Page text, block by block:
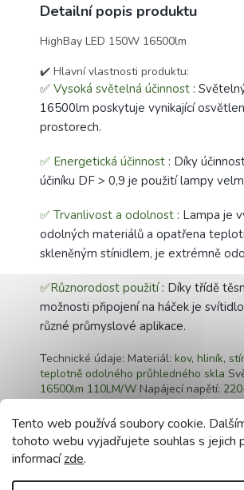
Tento web používá soubory cookie.
tohoto webu vyjadřujete souhlas s jejich
informacízde.
Detailní popis produktu
HighBay LED 150W 16500lm
✔️ Hlavní vlastnosti produktu:
✅ Vysoká světelná účinnost :
16500lm poskytuje vynikající
prostorech.
✅ Energetická účinnost : Díky
účiníku DF > 0,9 je použití lampy
✅ Trvanlivost a odolnost : Lampa je
odolných materiálů a opatřena
skleněným stínidlem, je extrémně
✅Různorodost použití: Díky třídě
možnosti připojení na háček je
různé průmyslové aplikace.
Technické údaje: Materiál: kov, hliník,
teplotně odolného průhledného skla
16500lm 110LM/W Napájecí napětí:
paprsku:180°Počet cyklů zapnutí/
Životnost:až 30 000hTěsnost třída:
Neutrální 4000K Délka kabelu: 30cm
Certifikáty shody:CE, RoHSDalší
připojit na háček
Doplňkové parametry